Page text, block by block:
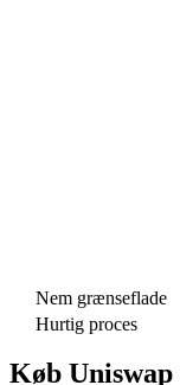
Nem grænseflade
Hurtig proces
Køb Uniswap